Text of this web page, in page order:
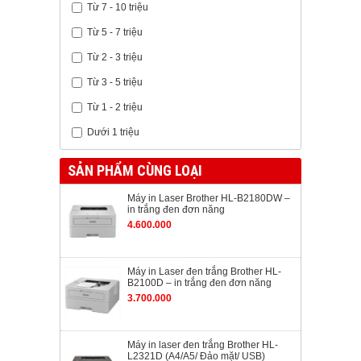
Từ 7 - 10 triệu
Từ 5 - 7 triệu
Từ 2 - 3 triệu
Từ 3 - 5 triệu
Từ 1 - 2 triệu
Dưới 1 triệu
SẢN PHẨM CÙNG LOẠI
Máy in Laser Brother HL-B2180DW –
in trắng đen đơn năng
4.600.000
Máy in Laser đen trắng Brother HL-
B2100D – in trắng đen đơn năng
3.700.000
Máy in laser đen trắng Brother HL-
L2321D (A4/A5/ Đảo mặt/ USB)